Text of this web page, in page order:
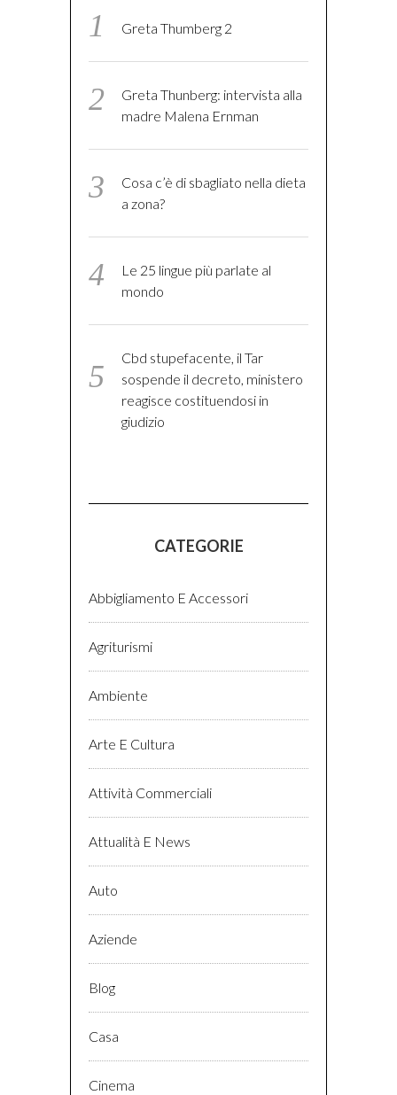
Greta Thumberg 2
Greta Thunberg: intervista alla
madre Malena Ernman
Cosa c’è di sbagliato nella dieta
a zona?
Le 25 lingue più parlate al
mondo
Cbd stupefacente, il Tar
sospende il decreto, ministero
reagisce costituendosi in
giudizio
CATEGORIE
Abbigliamento E Accessori
Agriturismi
Ambiente
Arte E Cultura
Attività Commerciali
Attualità E News
Auto
Aziende
Blog
Casa
Cinema